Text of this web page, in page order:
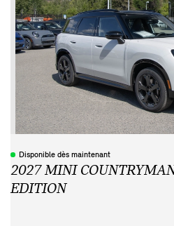
Disponible dès maintenant
2027 MINI
EDITION